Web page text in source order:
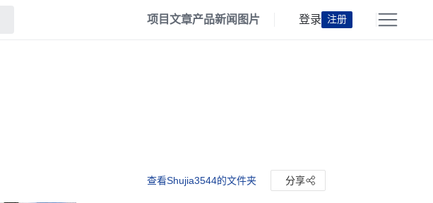
项目文章产品新闻 图片 登录 注册
查看Shujia3544的文件夹 分享